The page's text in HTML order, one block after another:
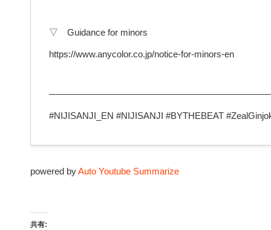
▽ Guidance for minors
https://www.anycolor.co.jp/notice-for-minors-en
————————————————————————–
#NIJISANJI_EN #NIJISANJI #BYTHEBEAT
powered byAuto Youtube Summarize
共有: